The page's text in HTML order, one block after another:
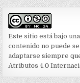
Este sitio está bajo
contenido no puede
adaptarse siempre
Atributos 4.0